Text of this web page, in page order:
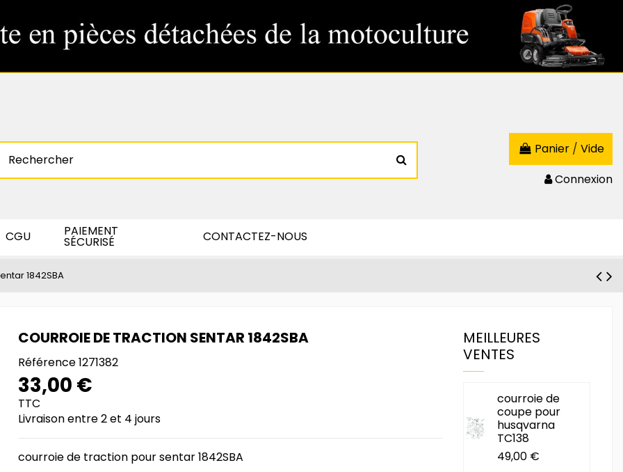
Panier / Vide
Connexion
CGU PAIEMENT
SÉCURISÉ CONTACTEZ-NOUS
1842SBA
COURROIE DE TRACTION SENTAR 1842SBA
Référence1271382
33,00 €
TTC
Livraison entre 2 et 4 jours
courroie de traction pour sentar 1842SBA
MEILLEURES
VENTES
courroie de
coupe pour
husqvarna
TC138
49,00 €